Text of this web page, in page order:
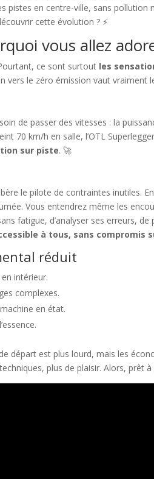
en centre-ville, sans pollution
cette évolution ? ⚡
vous allez
ce sont surtout les
le zéro émission vaut vraiment
de passer des vitesses : la
70 km/h en salle, l’OTL
sur piste. 🚀
le pilote de contraintes inutiles.
Vous entendrez même les
fatigue, d’analyser ses erreurs,
à tous, sans compromis
réduit
intérieur.
complexes.
en état.
départ est plus lourd, mais les
plus de plaisir. Alors, prêt à